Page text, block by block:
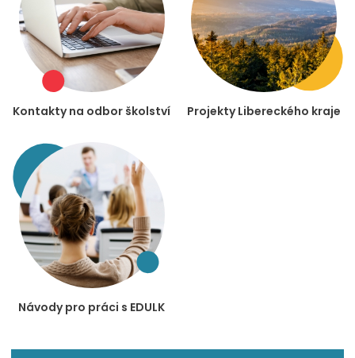
Kontakty na odbor školství Projekty Libereckého kraje
Návody pro práci s EDULK